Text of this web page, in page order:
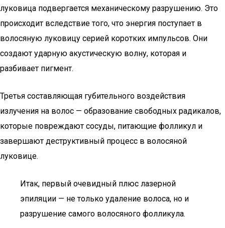
луковица подвергается механическому разрушению. Это
происходит вследствие того, что энергия поступает в
волосяную луковицу серией коротких импульсов. Они
создают ударную акустическую волну, которая и
разбивает пигмент.
Третья составляющая губительного воздействия
излучения на волос — образование свободных радикалов,
которые повреждают сосуды, питающие фолликул и
завершают деструктивный процесс в волосяной
луковице.
Итак, первый очевидный плюс лазерной
эпиляции — не только удаление волоса, но и
разрушение самого волосяного фолликула.